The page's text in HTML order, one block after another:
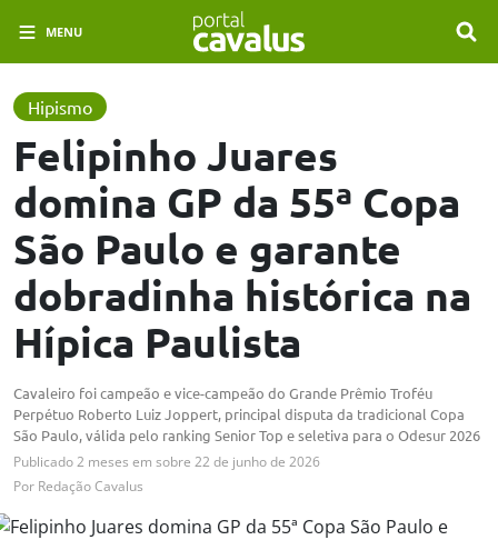
MENU
Hipismo
Felipinho Juares
domina GP da 55ª Copa
São Paulo e garante
dobradinha histórica na
Hípica Paulista
Cavaleiro foi campeão e vice-campeão do Grande Prêmio Troféu
Perpétuo Roberto Luiz Joppert, principal disputa da tradicional Copa
São Paulo, válida pelo ranking Senior Top e seletiva para o Odesur 2026
Publicado2 meses em sobre 22 de junho de 2026
Por Redação Cavalus